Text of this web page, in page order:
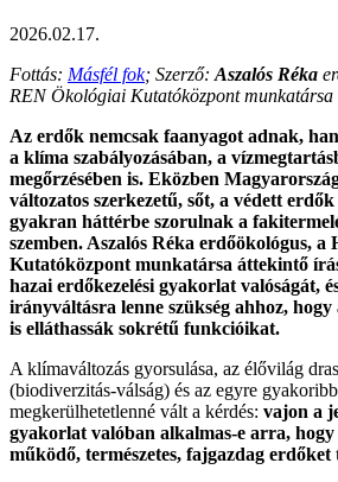
2026.02.17.
Fottás: Másfél fok; Szerző: Aszalós Réka
REN Ökológiai Kutatóközpont munkatársa
Az erdők nemcsak faanyagot adnak,
a klíma szabályozásában, a
megőrzésében is. Eközben
változatos szerkezetű, sőt, a védett
gyakran háttérbe szorulnak a
szemben. Aszalós Réka erdőökológus,
Kutatóközpont munkatársa áttekintő
hazai erdőkezelési gyakorlat valóságát,
irányváltásra lenne szükség ahhoz,
is elláthassák sokrétű funkcióikat.
A klímaváltozás gyorsulása, az élővilág
(biodiverzitás-válság) és az egyre
megkerülhetetlenné vált a kérdés: vajon a
gyakorlat valóban alkalmas-e arra,
működő, természetes, fajgazdag erdőket